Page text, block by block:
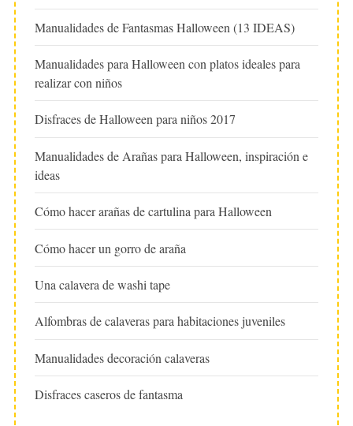
Manualidades de Fantasmas Halloween (13 IDEAS)
Manualidades para Halloween con platos ideales para
realizar con niños
Disfraces de Halloween para niños 2017
Manualidades de Arañas para Halloween, inspiración e
ideas
Cómo hacer arañas de cartulina para Halloween
Cómo hacer un gorro de araña
Una calavera de washi tape
Alfombras de calaveras para habitaciones juveniles
Manualidades decoración calaveras
Disfraces caseros de fantasma